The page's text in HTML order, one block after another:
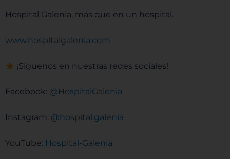
Hospital Galenia, más que en un hospital.
⁠⁠⁠⁠⁠⁠⁠⁠⁠www.hospitalgalenia.com⁠⁠⁠⁠⁠⁠⁠⁠⁠
¡Síguenos en nuestras redes sociales!
Facebook: ⁠⁠⁠⁠⁠⁠⁠⁠⁠ @HospitalGalenia⁠⁠⁠⁠⁠⁠⁠⁠⁠
Instagram: ⁠⁠⁠⁠⁠⁠⁠⁠⁠ @hospital.galenia⁠⁠⁠⁠⁠⁠⁠⁠⁠
YouTube: ⁠⁠⁠⁠⁠⁠⁠⁠⁠Hospital-Galenia ⁠⁠⁠⁠⁠⁠⁠⁠⁠